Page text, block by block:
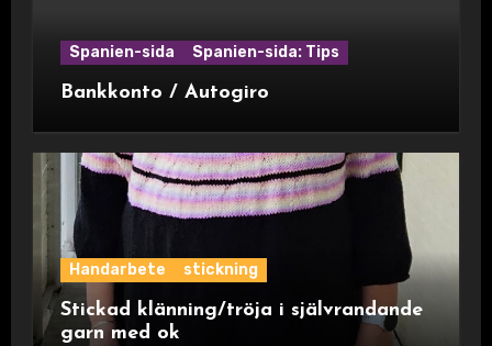
Spanien-sida Spanien-sida: Tips
Bankkonto / Autogiro
Handarbete stickning
Stickad klänning/tröja i självrandande
garn med ok